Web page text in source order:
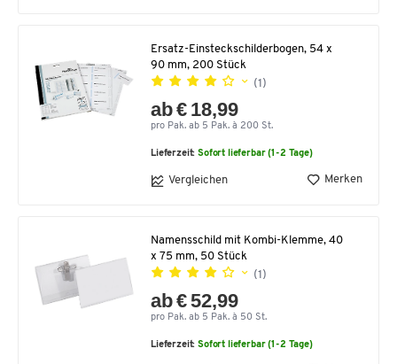
Ersatz-Einsteckschilderbogen, 54 x
90 mm, 200 Stück
(1)
ab € 18,99
pro Pak. ab 5 Pak. à 200 St.
Lieferzeit:Sofort lieferbar (1-2 Tage)
Vergleichen Merken
Namensschild mit Kombi-Klemme, 40
x 75 mm, 50 Stück
(1)
ab € 52,99
pro Pak. ab 5 Pak. à 50 St.
Lieferzeit:Sofort lieferbar (1-2 Tage)